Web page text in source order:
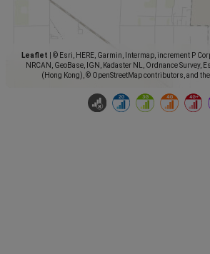
Leaflet
© Esri, HERE, Garmin, Intermap, increment P
NRCAN, GeoBase, IGN, Kadaster NL, Ordnance Survey,
(Hong Kong), © OpenStreetMap contributors, and